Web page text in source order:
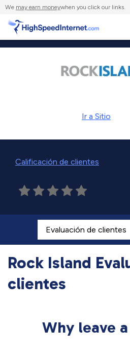
We may earn moneywhen you click our links.
Ir a Sitio
Calificación de clientes
Rock Island
clientes
Why leave